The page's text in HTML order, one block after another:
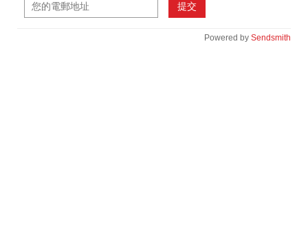
提交
Powered by Sendsmith